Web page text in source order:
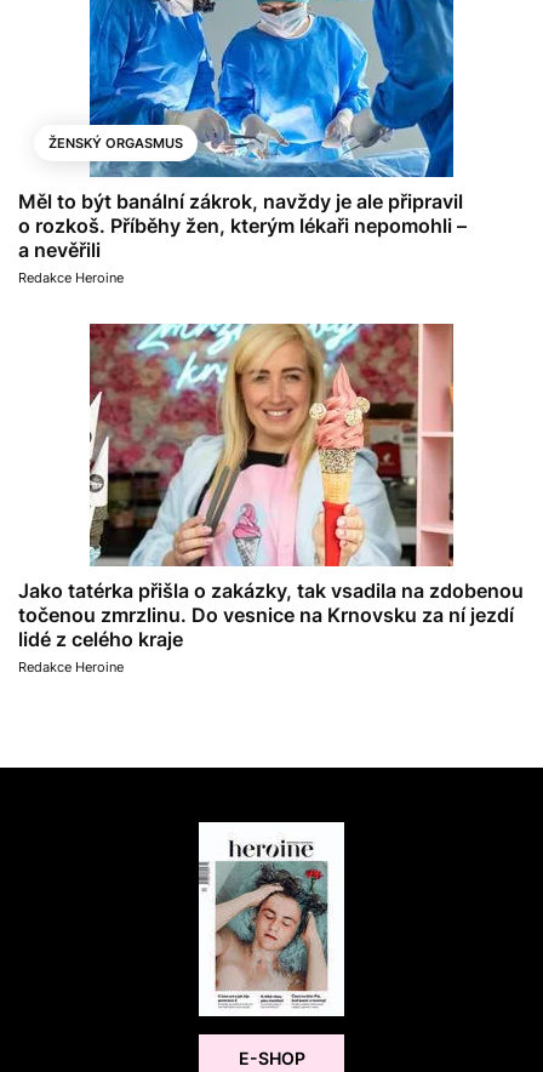
ŽENSKÝ ORGASMUS
Měl to být banální zákrok, navždy je ale připravil
o rozkoš. Příběhy žen, kterým lékaři nepomohli –
a nevěřili
Redakce Heroine
Jako tatérka přišla o zakázky, tak vsadila na zdobenou
točenou zmrzlinu. Do vesnice na Krnovsku za ní jezdí
lidé z celého kraje
Redakce Heroine
E-SHOP